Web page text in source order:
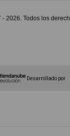
2026. Todos los
Desarrollado por